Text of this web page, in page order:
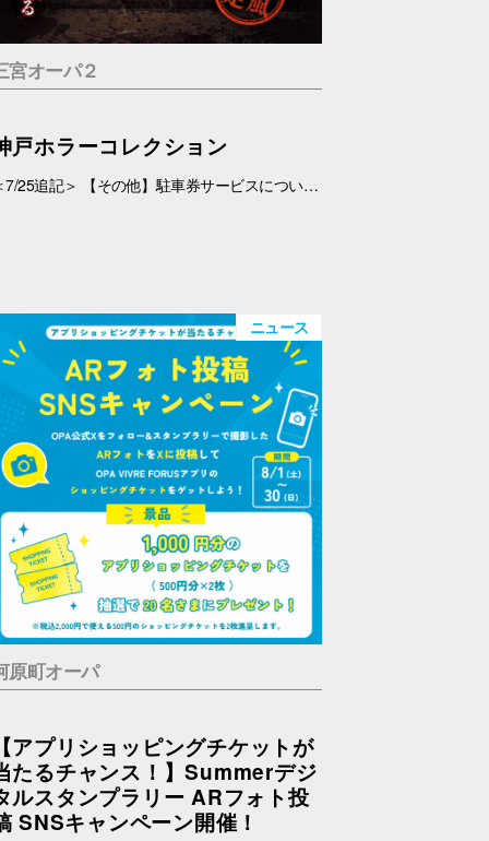
宮オーパ２
戸ホラーコレクション
＜7/25追記＞ 【その他】駐車券サービスについて、 対象外となっておりましたが、7/26(日)より、対象とさせていただきます。 ＜7/19追記＞ お化け屋敷の制作・プロデュース#エスプランニング が手掛ける本格お化け屋敷。 このお化け屋敷の主人公はあなたです。足を踏み入れてはいけない村に迷い込んだあなたの運命は…繋がる４つのストーリー 1.ルーム型「タブー」 友達を探している最中に、見つけた村を訪れたあなたの運命は…歩き回らないルーム型お化け屋敷です。狭い部屋内で繰り広げられる数々の恐怖体験… 2.暗闇型「ダークネス」 逃げた場所は、何も見えない闇… だが確実にあの化け物は私を追ってきている。手の感触を頼りに暗闇の中を進んで行く。暗闇に潜む化け物とは… 3.ウォークスルー型「ヴィレッジ」 暗闇を抜けてもまだ家の中だった…この家から外に出ろ！歩いて回る王道のお化け屋敷。とにかく前へ進み続けるしかない。 4.サウンド型「ドールズ」 私はあの化け物に見つからないように隠れた。私を探しているのは、あの化け物だけではない。ヘッドフォンだけで聞く恐怖。 【日程】 7/11(土)・7/12(日)、7/18(土)～9/23(水・祝) 【時間】 11:00～20:00(最終受付 19:30) 【場所】 5F 特設会場 【料金】 １.タブー 税込1,200円 ２.ダークネス 税込1,200円 ３.ヴィレッジ 税込1,500円 ４.ドールズ 税込1,200円 １～４セット券 税込4,500円 【その他】 ・入場券は会場のみでの販売となります。 ・お支払いは現金・PayPay（但しPayPayは7/18以降対応可能見込み） ・6才未満のお子さま、妊婦の方、アルコールを摂取されてる方は入場はご遠慮下さい。 ・駐車券サービスは対象外とさせていただきます。➡※7/26(日)より、対象となりました。
ニュース
原町オーパ
アプリショッピングチケットが
たるチャンス！】Summerデジ
ルスタンプラリー ARフォト投
SNSキャンペーン開催！